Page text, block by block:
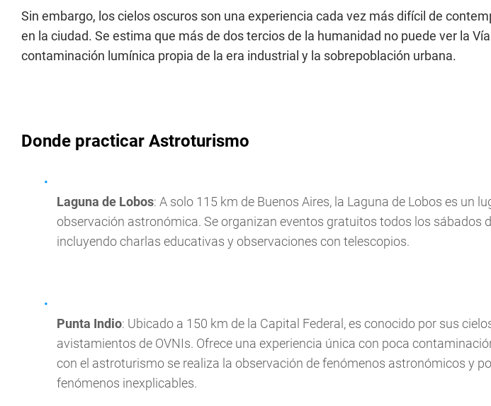
Sin embargo, los cielos oscuros son una experiencia cada vez más difícil de
en la ciudad. Se estima que más de dos tercios de la humanidad no puede ver la
contaminación lumínica propia de la era industrial y la sobrepoblación urbana.
Donde practicar Astroturismo
Laguna de Lobos: A solo 115 km de Buenos Aires, la Laguna de Lobos es un
observación astronómica. Se organizan eventos gratuitos todos los sábados
incluyendo charlas educativas y observaciones con telescopios.
Punta Indio: Ubicado a 150 km de la Capital Federal, es conocido por sus
avistamientos de OVNIs. Ofrece una experiencia única con poca
con el astroturismo se realiza la observación de fenómenos astronómicos y
fenómenos inexplicables.